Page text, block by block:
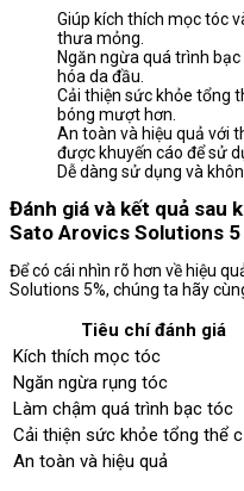
Giúp kích thích mọc tóc
thưa mỏng.
Ngăn ngừa quá trình
hóa da đầu.
Cải thiện sức khỏe tổng
bóng mượt hơn.
An toàn và hiệu quả với
được khuyến cáo để sử
Dễ dàng sử dụng và
Đánh giá và kết quả sau
Sato Arovics Solutions 5
Để có cái nhìn rõ hơn về hiệu
Solutions 5%, chúng ta hãy
Tiêu chí đánh giá
Kích thích mọc tóc
Ngăn ngừa rụng tóc
Làm chậm quá trình bạc tóc
Cải thiện sức khỏe tổng thể
An toàn và hiệu quả